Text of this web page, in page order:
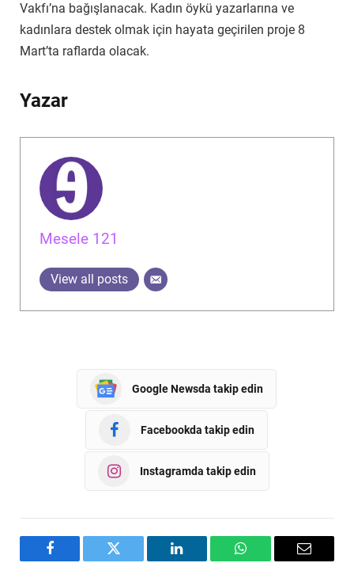
Vakfı’na bağışlanacak. Kadın öykü yazarlarına ve
kadınlara destek olmak için hayata geçirilen proje 8
Mart’ta raflarda olacak.
Yazar
Mesele 121
View all posts
Google Newsda takip edin
Facebookda takip edin
Instagramda takip edin
Facebook Twitter LinkedIn WhatsAppEmail